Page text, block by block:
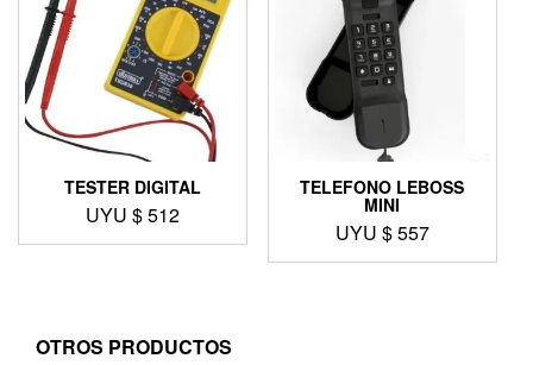
TESTER DIGITAL
UYU $512
TELEFONO LEBOSS
MINI
UYU $557
OTROS PRODUCTOS